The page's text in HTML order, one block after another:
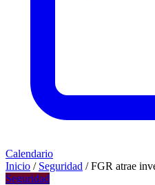
Calendario
Inicio / Seguridad / FGR atrae
Seguridad